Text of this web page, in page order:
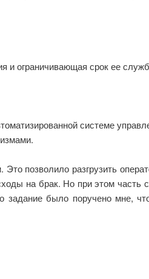
и ограничивающая срок ее
системе
позволило разгрузить
на брак. Но при этом
было поручено мне,